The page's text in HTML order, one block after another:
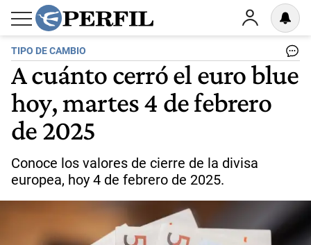
TIPO DE CAMBIO
A cuánto cerró el euro blue
hoy, martes 4 de febrero
de 2025
Conoce los valores de cierre de la divisa
europea, hoy 4 de febrero de 2025.